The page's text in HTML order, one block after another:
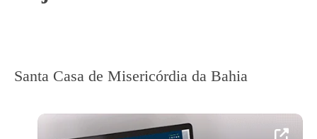
Santa Casa de Misericórdia da Bahia